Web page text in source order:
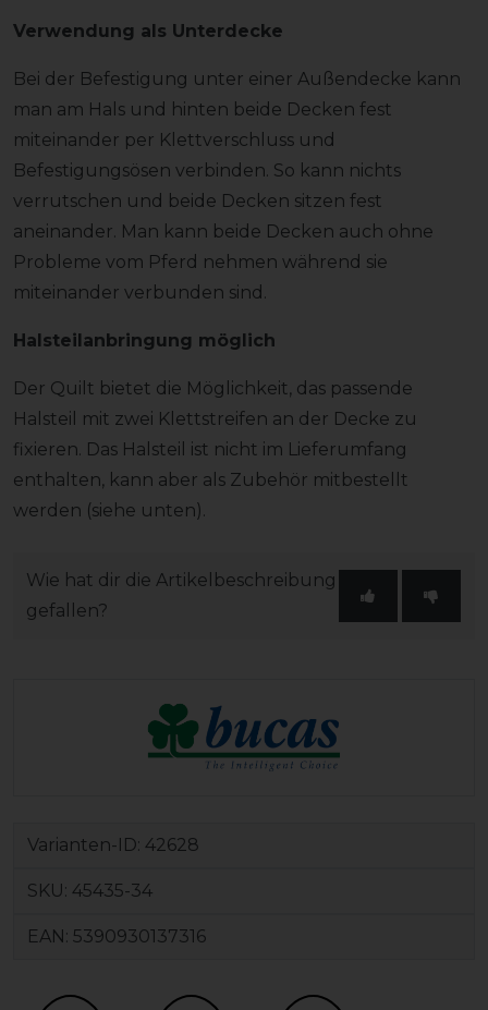
Verwendung als Unterdecke
Bei der Befestigung unter einer Außendecke kann
man am Hals und hinten beide Decken fest
miteinander per Klettverschluss und
Befestigungsösen verbinden. So kann nichts
verrutschen und beide Decken sitzen fest
aneinander. Man kann beide Decken auch ohne
Probleme vom Pferd nehmen während sie
miteinander verbunden sind.
Halsteilanbringung möglich
Der Quilt bietet die Möglichkeit, das passende
Halsteil mit zwei Klettstreifen an der Decke zu
fixieren. Das Halsteil ist nicht im Lieferumfang
enthalten, kann aber als Zubehör mitbestellt
werden (siehe unten).
Wie hat dir die Artikelbeschreibung
gefallen?
Varianten-ID: 42628
SKU: 45435-34
EAN: 5390930137316